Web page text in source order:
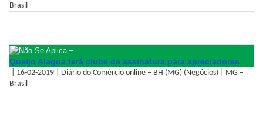
Brasil
–
Queijo Alagoa terá clube de assinatura para apreciadores
| 16-02-2019 | Diário do Comércio online – BH (MG) (Negócios) | MG –
Brasil